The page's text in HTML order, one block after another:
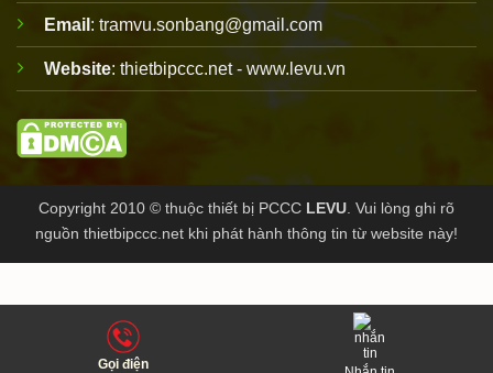
Email : tramvu.sonbang@gmail.com
Website: thietbipccc.net - www.levu.vn
Copyright 2010 © thuộc thiết bị PCCC LEVU . Vui lòng ghi rõ
nguồn thietbipccc.net khi phát hành thông tin từ website này!
Gọi điện